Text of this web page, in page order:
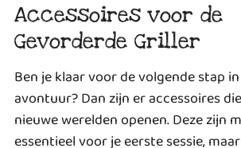
Accessoires voor de
Gevorderde Griller
Ben je klaar voor de volgende stap
avontuur? Dan zijn er accessoires
nieuwe werelden openen. Deze zijn
essentieel voor je eerste sessie,